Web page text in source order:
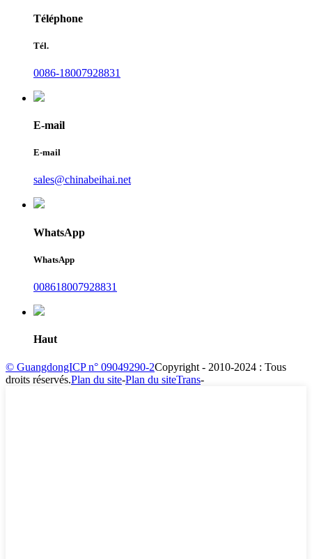
Téléphone
Tél.
0086-18007928831
E-mail
E-mail
sales@chinabeihai.net
WhatsApp
WhatsApp
008618007928831
Haut
© GuangdongICP n° 09049290-2Copyright - 2010-2024 : Tous
droits réservés.Plan du site-Plan du siteTrans-